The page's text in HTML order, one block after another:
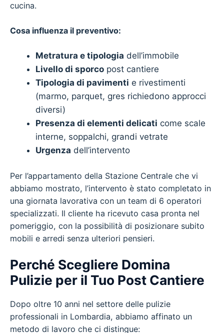
cucina.
Cosa influenza il preventivo:
Metratura e tipologia dell’immobile
Livello di sporco post cantiere
Tipologia di pavimenti e rivestimenti
(marmo, parquet, gres richiedono approcci
diversi)
Presenza di elementi delicati come scale
interne, soppalchi, grandi vetrate
Urgenza dell’intervento
Per l’appartamento della Stazione Centrale che vi
abbiamo mostrato, l’intervento è stato completato in
una giornata lavorativa con un team di 6 operatori
specializzati. Il cliente ha ricevuto casa pronta nel
pomeriggio, con la possibilità di posizionare subito
mobili e arredi senza ulteriori pensieri.
Perché Scegliere Domina
Pulizie per il Tuo Post Cantiere
Dopo oltre 10 anni nel settore delle pulizie
professionali in Lombardia, abbiamo affinato un
metodo di lavoro che ci distingue: